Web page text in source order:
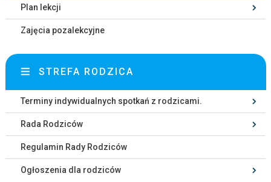
Plan lekcji
Zajęcia pozalekcyjne
STREFA RODZICA
Terminy indywidualnych spotkań z rodzicami.
Rada Rodziców
Regulamin Rady Rodziców
Ogłoszenia dla rodziców